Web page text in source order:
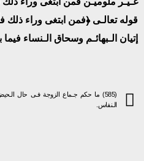
قوله تعالـى ﴿فمن ابتغى وراء ذلك
إتيان الـبهائـم وسحاق الـنساء فيما
(585) ما حكم جـماع الزوجة فـى حال
الـنفاس.